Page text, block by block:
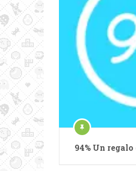
94% Un